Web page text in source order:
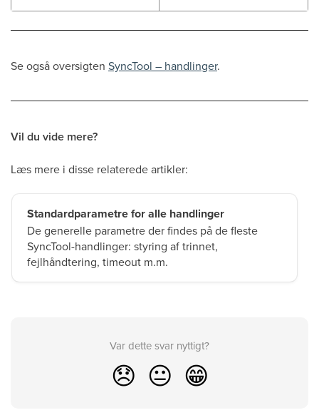
Se også oversigten SyncTool – handlinger.
Vil du vide mere?
Læs mere i disse relaterede artikler:
Standardparametre for alle handlinger
De generelle parametre der findes på de fleste
SyncTool-handlinger: styring af trinnet,
fejlhåndtering, timeout m.m.
Var dette svar nyttigt?
😞 😐 😁